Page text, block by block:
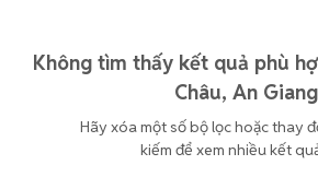
Không tìm thấy kết quả phù
Châu, An Giang
Hãy xóa một số bộ lọc hoặc thay
kiếm để xem nhiều kết